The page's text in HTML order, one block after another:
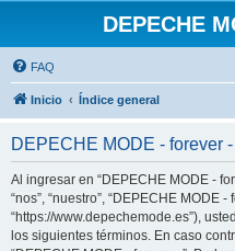
DEPECHE
FAQ
Inicio Índice general
DEPECHE MODE - forever
Al ingresar en “DEPECHE MODE -
“nos”, “nuestro”, “DEPECHE MODE -
“https://www.depechemode.es”),
los siguientes términos. En caso